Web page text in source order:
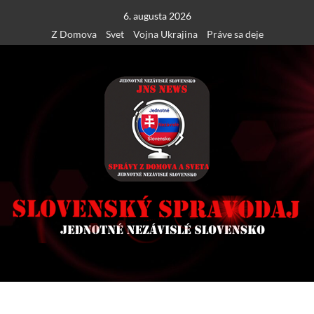
content
6. augusta 2026
Z Domova
Svet Vojna Ukrajina Práve sa deje